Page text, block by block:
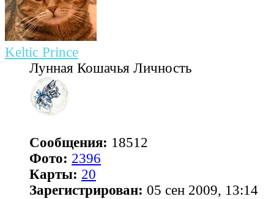
Keltic Prince
Лунная Кошачья Личность
Сообщения: 18512
Фото: 2396
Карты: 20
Зарегистрирован: 05 сен 2009, 13:14